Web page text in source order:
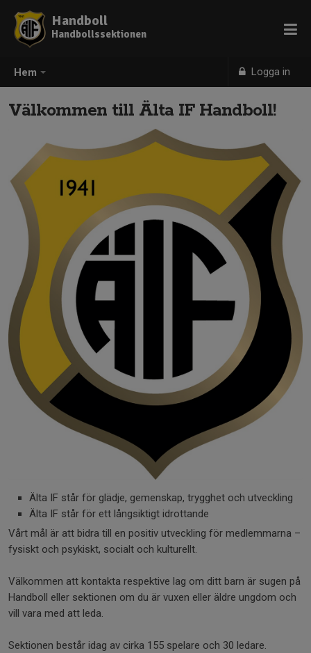
Hem Logga in
Handboll
Handbollssektionen
Välkommen till Älta IF Handboll!
Älta IF står för glädje, gemenskap, trygghet och utveckling
Älta IF står för ett långsiktigt idrottande
Vårt mål är att bidra till en positiv utveckling för medlemmarna –
fysiskt och psykiskt, socialt och kulturellt.
Välkommen att kontakta respektive lag om ditt barn är sugen på
Handboll eller sektionen om du är vuxen eller äldre ungdom och
vill vara med att leda.
Sektionen består idag av cirka 155 spelare och 30 ledare.